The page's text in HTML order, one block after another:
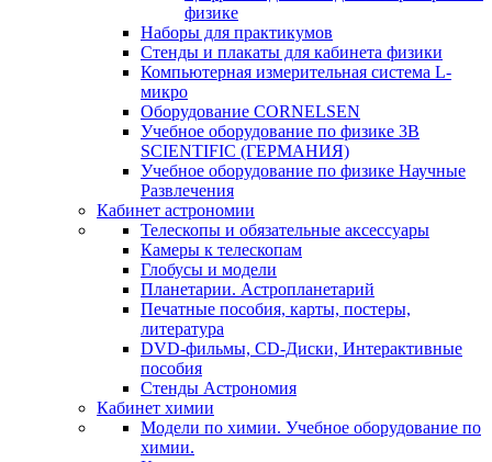
физике
Наборы для практикумов
Стенды и плакаты для кабинета физики
Компьютерная измерительная система L-
микро
Оборудование CORNELSEN
Учебное оборудование по физике 3B
SCIENTIFIC (ГЕРМАНИЯ)
Учебное оборудование по физике Научные
Развлечения
Кабинет астрономии
Телескопы и обязательные аксессуары
Камеры к телескопам
Глобусы и модели
Планетарии. Астропланетарий
Печатные пособия, карты, постеры,
литература
DVD-фильмы, CD-Диски, Интерактивные
пособия
Стенды Астрономия
Кабинет химии
Модели по химии. Учебное оборудование по
химии.